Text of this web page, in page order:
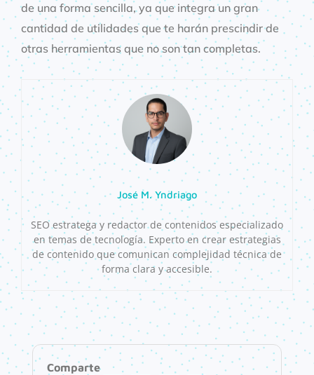
de una forma sencilla, ya que integra un gran
cantidad de utilidades que te harán prescindir de
otras herramientas que no son tan completas.
José M. Yndriago
SEO estratega y redactor de contenidos especializado
en temas de tecnología. Experto en crear estrategias
de contenido que comunican complejidad técnica de
forma clara y accesible.
Comparte